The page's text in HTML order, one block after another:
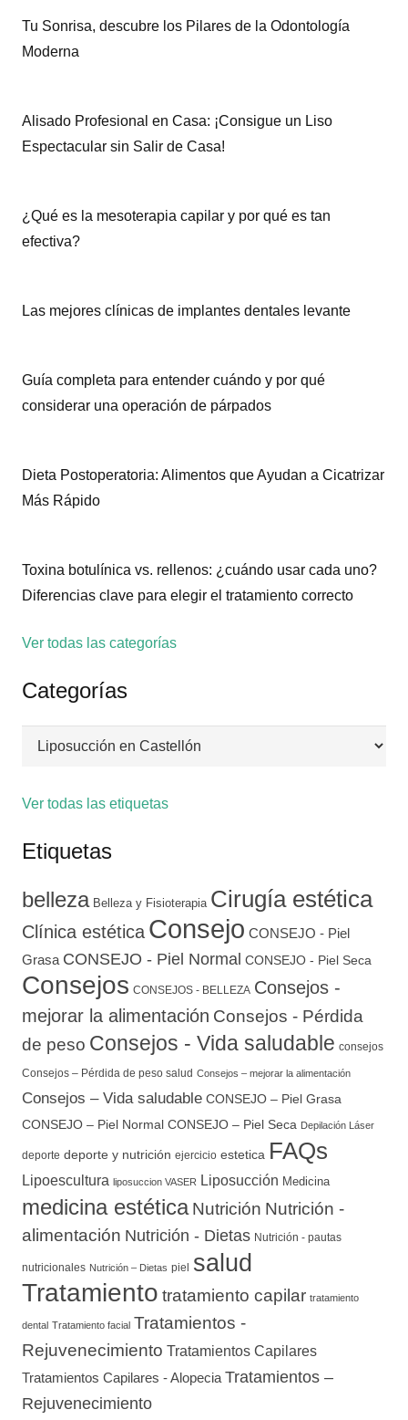
Tu Sonrisa, descubre los Pilares de la Odontología
Moderna
Alisado Profesional en Casa: ¡Consigue un Liso
Espectacular sin Salir de Casa!
¿Qué es la mesoterapia capilar y por qué es tan
efectiva?
Las mejores clínicas de implantes dentales levante
Guía completa para entender cuándo y por qué
considerar una operación de párpados
Dieta Postoperatoria: Alimentos que Ayudan a Cicatrizar
Más Rápido
Toxina botulínica vs. rellenos: ¿cuándo usar cada uno?
Diferencias clave para elegir el tratamiento correcto
Ver todas las categorías
Categorías
Categorías
Ver todas las etiquetas
Etiquetas
belleza Belleza y Fisioterapia Cirugía estética
Clínica estética Consejo CONSEJO - Piel
Grasa CONSEJO - Piel Normal CONSEJO - Piel Seca
Consejos CONSEJOS - BELLEZA Consejos -
mejorar la alimentación Consejos - Pérdida
de peso Consejos - Vida saludable consejos
Consejos – Pérdida de peso salud Consejos – mejorar la alimentación
Consejos – Vida saludable CONSEJO – Piel Grasa
CONSEJO – Piel Normal CONSEJO – Piel Seca Depilación Láser
deporte deporte y nutrición ejercicio estetica FAQs
Lipoescultura liposuccion VASER Liposucción Medicina
medicina estética Nutrición Nutrición -
alimentación Nutrición - Dietas Nutrición - pautas
nutricionales Nutrición – Dietas piel salud
Tratamiento tratamiento capilar tratamiento
dental Tratamiento facial Tratamientos -
Rejuvenecimiento Tratamientos Capilares
Tratamientos Capilares - Alopecia Tratamientos –
Rejuvenecimiento